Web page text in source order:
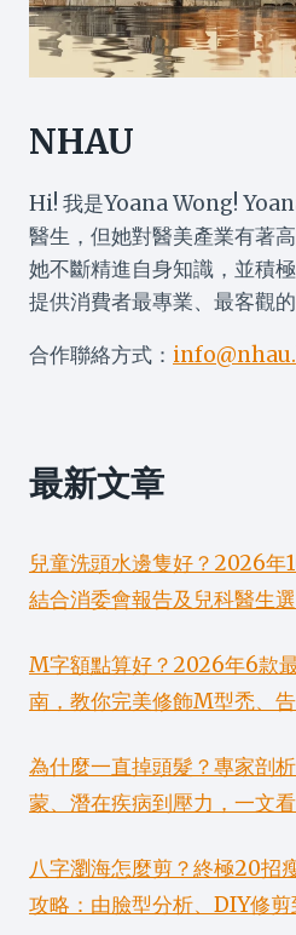
NHAU
Hi! 我是Yoana Wong!
醫生，但她對醫美產業有著
她不斷精進自身知識，並積
提供消費者最專業、最客觀的
合作聯絡方式：
最新文章
兒童洗頭水邊隻好？2026年
結合消委會報告及兒科醫生
M字額點算好？2026年6款
南，教你完美修飾M型禿、
為什麼一直掉頭髮？專家剖
蒙、潛在疾病到壓力，一文
八字瀏海怎麼剪？終極20招
攻略：由臉型分析、DIY修